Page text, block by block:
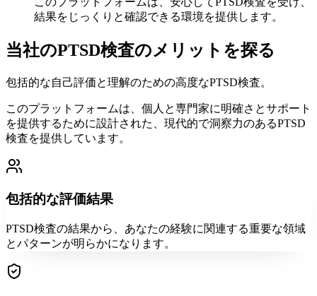
結果をじっくりと確認できる環境を提供します。
当社のPTSD検査のメリットを探る
包括的な自己評価と理解のための高度なPTSD検査。
このプラットフォームは、個人と専門家に明確さとサポート
を提供するために設計された、現代的で洞察力のあるPTSD
検査を提供しています。
包括的な評価結果
PTSD検査の結果から、あなたの経験に関連する重要な領域
とパターンが明らかになります。